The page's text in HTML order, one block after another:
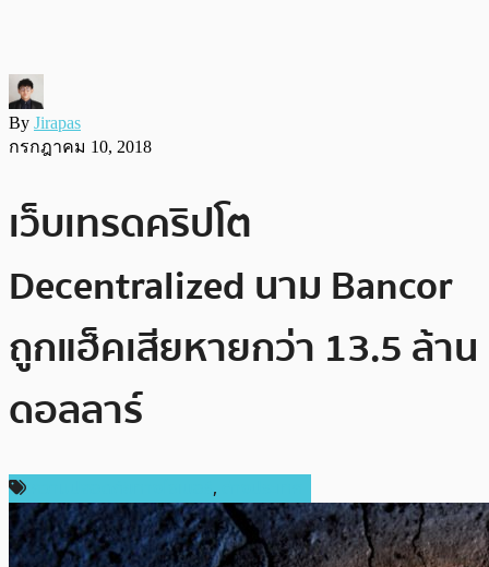
By Jirapas
กรกฎาคม 10, 2018
เว็บเทรดคริปโต
Decentralized นาม Bancor
ถูกแฮ็คเสียหายกว่า 13.5 ล้าน
ดอลลาร์
,